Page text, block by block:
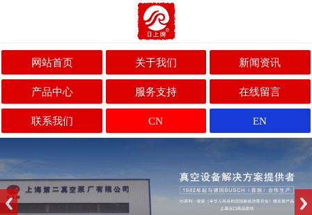
网站首页 关于我们 新闻资讯
产品中心 服务支持 在线留言
联系我们 CN EN